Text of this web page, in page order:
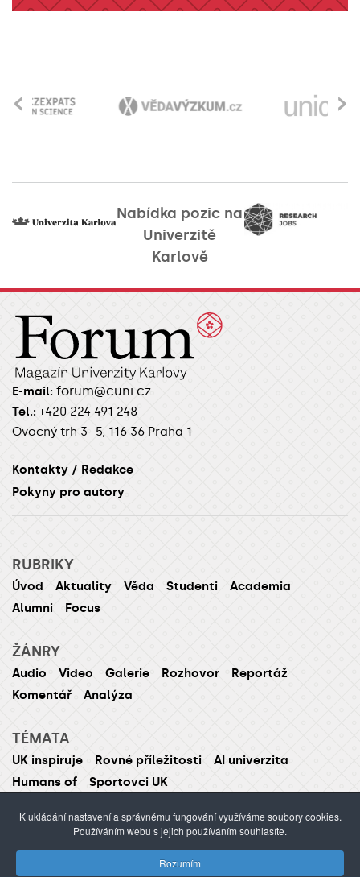
›
‹
Nabídka pozic na
Univerzitě
Karlově
E-mail: forum@cuni.cz
Tel.: +420 224 491 248
Ovocný trh 3–5, 116 36 Praha 1
Kontakty / Redakce
Pokyny pro autory
RUBRIKY
Úvod Aktuality Věda Studenti
Academia
Alumni
Focus
ŽÁNRY
Audio Video Galerie Rozhovor
Reportáž
Komentář
Analýza
TÉMATA
UK inspiruje Rovné příležitosti
AI univerzita
Humans of
Sportovci UK
ISSN 1214-5726 (tištěná verze ISSN 1211-1724)
K ukládání nastavení a správnému fungování využíváme soubory cookies.
Používáním webu s jejich používáním souhlasíte.
Rozumím